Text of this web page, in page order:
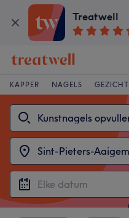
Treatwell
KAPPER NAGELS GEZICHT